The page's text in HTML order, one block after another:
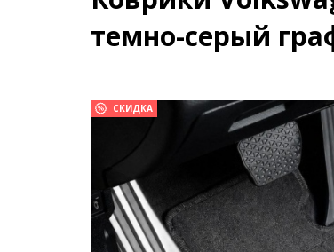
темно-серый
СКИДКА